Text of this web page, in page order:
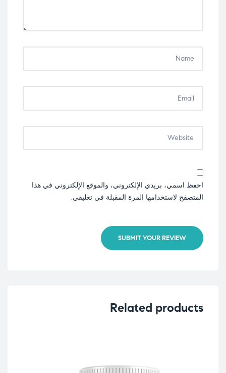
احفظ اسمي، بريدي الإلكتروني، والموقع الإلكتروني في هذا
المتصفح لاستخدامها المرة المقبلة في تعليقي.
SUBMIT YOUR REVIEW
Related products